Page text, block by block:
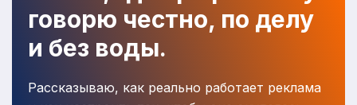
говорю честно, по делу
и без воды.
Рассказываю, как реально работает реклама